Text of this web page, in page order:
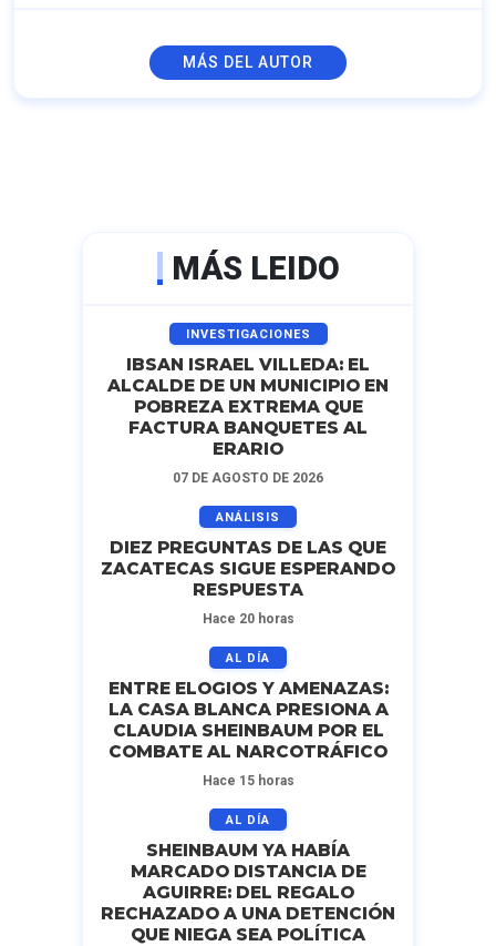
MÁS DEL AUTOR
MÁS LEIDO
INVESTIGACIONES
IBSAN ISRAEL VILLEDA: EL
ALCALDE DE UN MUNICIPIO EN
POBREZA EXTREMA QUE
FACTURA BANQUETES AL
ERARIO
07 DE AGOSTO DE 2026
ANÁLISIS
DIEZ PREGUNTAS DE LAS QUE
ZACATECAS SIGUE ESPERANDO
RESPUESTA
Hace 20 horas
AL DÍA
ENTRE ELOGIOS Y AMENAZAS:
LA CASA BLANCA PRESIONA A
CLAUDIA SHEINBAUM POR EL
COMBATE AL NARCOTRÁFICO
Hace 15 horas
AL DÍA
SHEINBAUM YA HABÍA
MARCADO DISTANCIA DE
AGUIRRE: DEL REGALO
RECHAZADO A UNA DETENCIÓN
QUE NIEGA SEA POLÍTICA